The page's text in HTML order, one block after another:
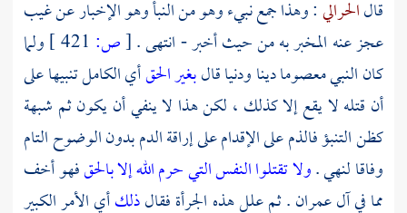
قالالحرالي: وهذا جمع نبيء وهو من النبأ وهو الإخبار عن غيب
عجز عنه المخبر به من حيث أخبر - انتهى .[ص:
ولما
كان النبي معصوما دينا ودنيا قالبغير الحقأي الكامل تنبيها على
أن قتله لا يقع إلا كذلك ، لكن هذا لا ينفي أن يكون ثم شبهة
كظن التنبؤ فالذم على الإقدام على إراقة الدم بدون الوضوح التام
وفاقا لنهي .ولا تقتلوا النفس التي حرم الله إلا بالحقفهو أخف
مما في آل عمران . ثم علل هذه الجرأة فقالذلكأي الأمر الكبير